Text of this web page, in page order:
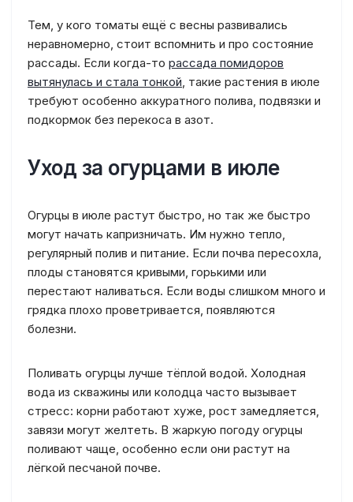
Тем, у кого томаты ещё с весны развивались
неравномерно, стоит вспомнить и про состояние
рассады. Если когда-то рассада помидоров
вытянулась и стала тонкой, такие растения в июле
требуют особенно аккуратного полива, подвязки и
подкормок без перекоса в азот.
Уход за огурцами в июле
Огурцы в июле растут быстро, но так же быстро
могут начать капризничать. Им нужно тепло,
регулярный полив и питание. Если почва пересохла,
плоды становятся кривыми, горькими или
перестают наливаться. Если воды слишком много и
грядка плохо проветривается, появляются
болезни.
Поливать огурцы лучше тёплой водой. Холодная
вода из скважины или колодца часто вызывает
стресс: корни работают хуже, рост замедляется,
завязи могут желтеть. В жаркую погоду огурцы
поливают чаще, особенно если они растут на
лёгкой песчаной почве.